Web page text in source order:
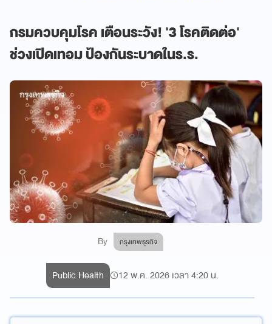
กรมควบคุมโรค เตือนระวัง! '3 โรคติดต่อ'
ช่วงเปิดเทอม ป้องกันระบาดในร.ร.
By กรุงเทพธุรกิจ
Public Health 12 พ.ค. 2026 เวลา 4:20 น.